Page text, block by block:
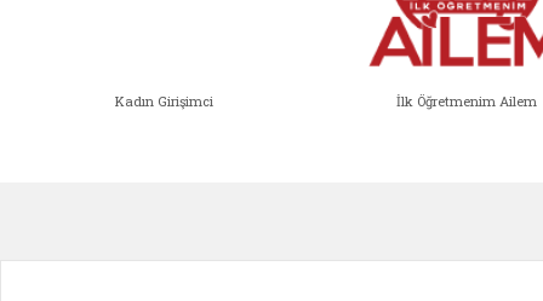
Kadın Girişimci İlk Öğretmenim Ailem